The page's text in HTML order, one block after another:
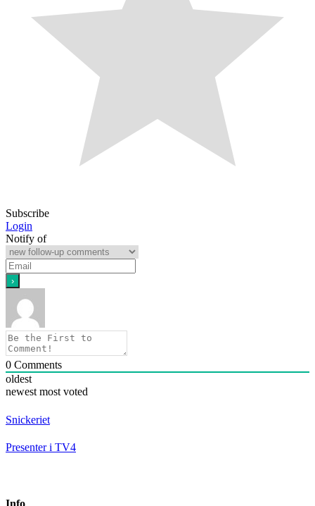
Subscribe
Login
Notify of
0 Comments
oldest
newest most voted
Snickeriet
Presenter i TV4
Info